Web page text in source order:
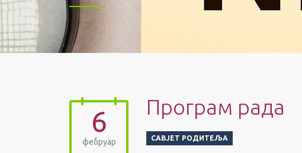
6
фебруар
Програм рада
САВЈЕТ РОДИТЕЉА